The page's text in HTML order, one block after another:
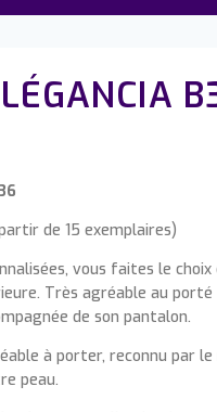
de 15 exemplaires)
vous faites le
Très agréable au
de son pantalon.
à porter, reconnu par
peau.